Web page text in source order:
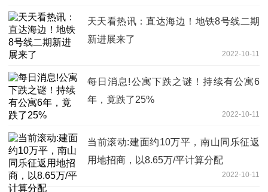
天天看热讯：直达海边！地铁8号线二期
新进展来了
2022-10-11
每日消息!公寓下跌之谜！持续有公寓6
年，竟跌了25%
2022-10-11
当前滚动:建面约10万平，南山同乐征返
用地招商，以8.65万/平计算分配
2022-10-11